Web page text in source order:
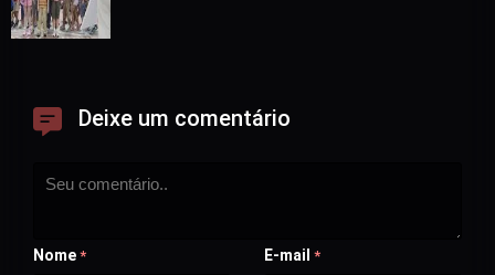
Deixe um comentário
Nome * E-mail *